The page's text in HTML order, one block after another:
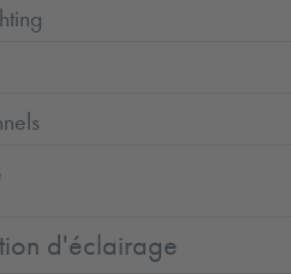
d'éclairage